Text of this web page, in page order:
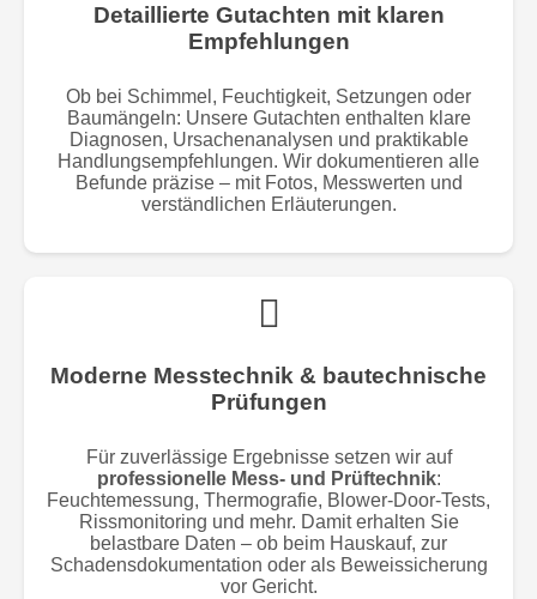
Detaillierte Gutachten mit klaren
Empfehlungen
Ob bei Schimmel, Feuchtigkeit, Setzungen oder
Baumängeln: Unsere Gutachten enthalten klare
Diagnosen, Ursachenanalysen und praktikable
Handlungsempfehlungen. Wir dokumentieren alle
Befunde präzise – mit Fotos, Messwerten und
verständlichen Erläuterungen.
Moderne Messtechnik & bautechnische
Prüfungen
Für zuverlässige Ergebnisse setzen wir auf
professionelle Mess- und Prüftechnik:
Feuchtemessung, Thermografie, Blower-Door-Tests,
Rissmonitoring und mehr. Damit erhalten Sie
belastbare Daten – ob beim Hauskauf, zur
Schadensdokumentation oder als Beweissicherung
vor Gericht.